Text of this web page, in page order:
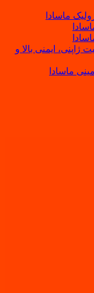
ماسادا
ژاپنی، ایمنی بالا و
ماسادا